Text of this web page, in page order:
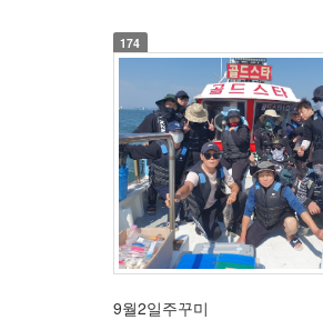
174
9월2일주꾸미